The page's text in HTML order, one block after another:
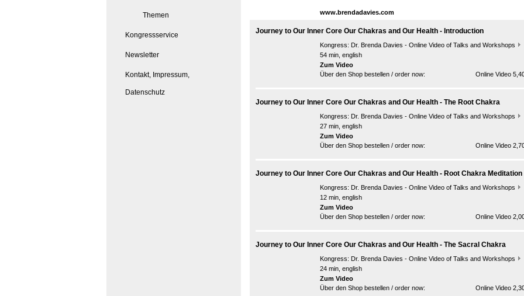
Themen
Kongressservice
Newsletter
Kontakt, Impressum,
Datenschutz
www.brendadavies.com
Journey to Our Inner Core Our Chakras and Our Health - Introduction
Kongress: Dr. Brenda Davies - Online Video of Talks and Workshops
54 min, english
Zum Video
Über den Shop bestellen / order now:
Online Video
Journey to Our Inner Core Our Chakras and Our Health - The Root Chakra
Kongress: Dr. Brenda Davies - Online Video of Talks and Workshops
27 min, english
Zum Video
Über den Shop bestellen / order now:
Online Video
Journey to Our Inner Core Our Chakras and Our Health - Root Chakra Meditation
Kongress: Dr. Brenda Davies - Online Video of Talks and Workshops
12 min, english
Zum Video
Über den Shop bestellen / order now:
Online Video
Journey to Our Inner Core Our Chakras and Our Health - The Sacral Chakra
Kongress: Dr. Brenda Davies - Online Video of Talks and Workshops
24 min, english
Zum Video
Über den Shop bestellen / order now:
Online Video